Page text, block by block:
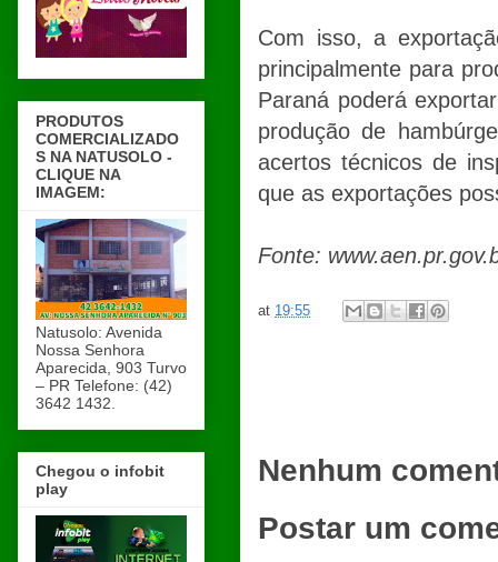
Com isso, a
principalmente para
Paraná poderá
produção de
acertos técnicos de
que as exportações
Fonte:
at 19:55
Nenhum
Postar um
PRODUTOS
COMERCIALIZADO
S NA NATUSOLO -
CLIQUE NA
IMAGEM:
Natusolo: Avenida
Nossa Senhora
Aparecida, 903 Turvo
– PR Telefone: (42)
3642 1432.
Chegou o infobit
play